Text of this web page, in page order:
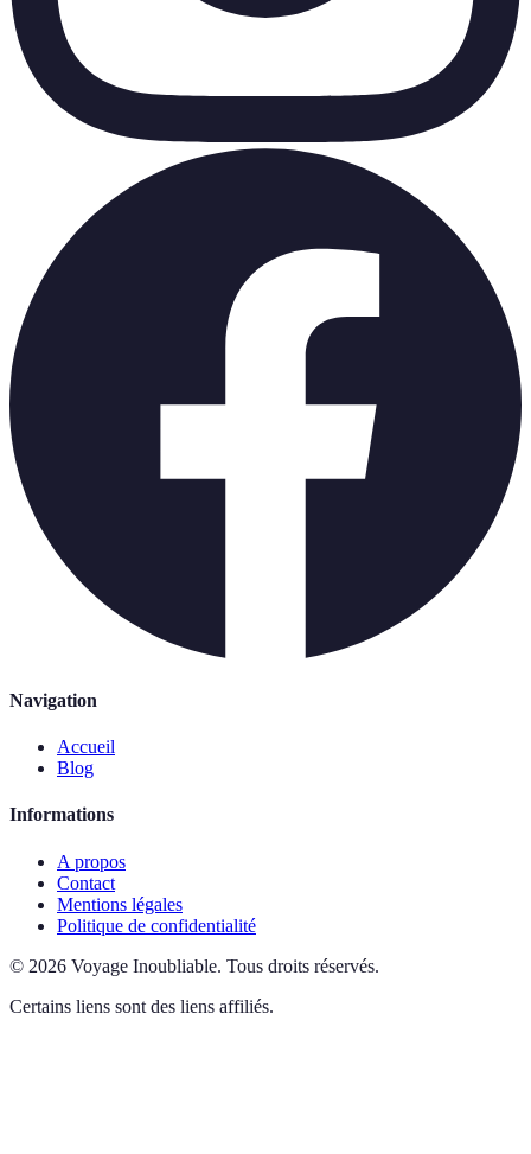
Navigation
Accueil
Blog
Informations
A propos
Contact
Mentions légales
Politique de confidentialité
© 2026 Voyage Inoubliable. Tous droits réservés.
Certains liens sont des liens affiliés.